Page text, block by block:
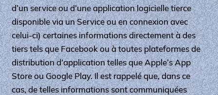
d’un service ou d’une application logicielle tierce
disponible via un Service ou en connexion avec
celui-ci) certaines informations directement à des
tiers tels que Facebook ou à toutes plateformes de
distribution d’application telles que Apple’s App
Store ou Google Play. Il est rappelé que, dans ce
cas, de telles informations sont communiquées